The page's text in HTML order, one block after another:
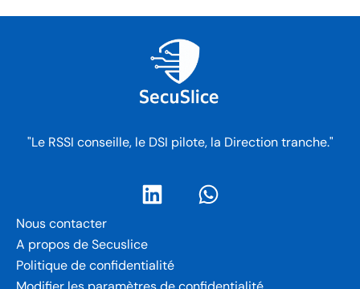
"Le RSSI conseille, le DSI pilote, la Direction tranche."
Nous contacter
A propos de Secuslice
Politique de confidentialité